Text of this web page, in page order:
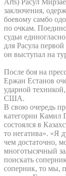
заключения,
боевому самбо
по очкам.
судьи
для Расула
он выступал на
После боя на
Ержан Естанов
ударной
США.
В свою очередь
категории Камил
состоялся в
то негатива». «Я
чем достаточно,
многотысячный
поискать
соперник, то мы,